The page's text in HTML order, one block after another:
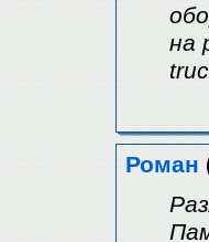
на
Роман